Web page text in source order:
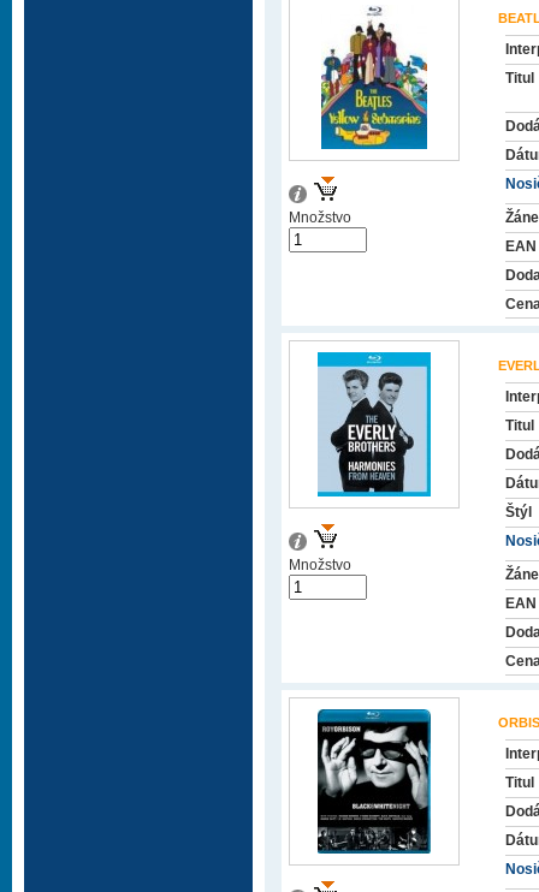
Titul
EAN
Množstvo
Titul
Štýl
EAN
Množstvo
Titul